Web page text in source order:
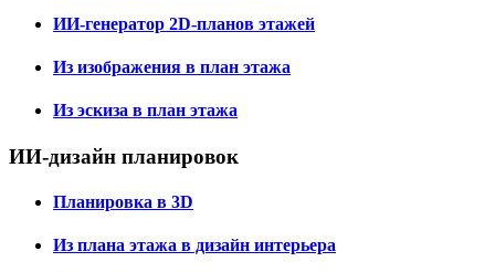
ИИ-генератор 2D-планов этажей
Из изображения в план этажа
Из эскиза в план этажа
ИИ-дизайн планировок
Планировка в 3D
Из плана этажа в дизайн интерьера